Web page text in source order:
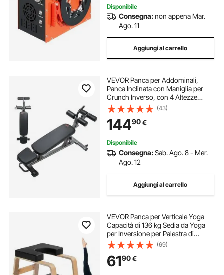
Disponibile
Consegna:non appena Mar.
Ago. 11
Aggiungi al carrello
VEVOR Panca per Addominali,
Panca Inclinata con Maniglia per
Crunch Inverso, con 4 Altezze
Regolabili, Acciaio Resistente,
Capacità di 453 kg per Allenamenti
della Forza in Palestra a Casa
(43)
14490€
Disponibile
Consegna:Sab. Ago. 8 - Mer.
Ago. 12
Aggiungi al carrello
VEVOR Panca per Verticale Yoga
Capacità di 136 kg Sedia da Yoga
per Inversione per Palestra di
Famiglia, Struttura in Legno,
Cuscinetto in PU, per Allenamento
di Forza Equilibrio, Allevia Fatica,
Nero
(69)
6190€